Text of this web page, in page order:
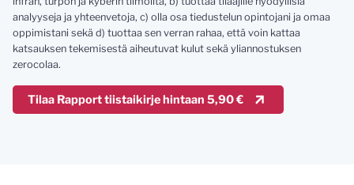
analyyseja ja yhteenvetoja, c) olla osa tiedustelun opintojani ja omaa
oppimistani sekä d) tuottaa sen verran rahaa, että voin kattaa
katsauksen tekemisestä aiheutuvat kulut sekä yliannostuksen
zerocolaa.
Tilaa Rapport tiistaikirje hintaan 5,90 €